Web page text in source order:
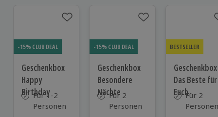
-15% CLUB DEAL
Geschenkbox
Happy
Birthday
Für 1-2
Personen
-15% CLUB DEAL
Geschenkbox
Besondere
Nächte
Für 2
Personen
BESTSELLER
Geschenkbox
Das Beste für
EuchFür 2
Personen